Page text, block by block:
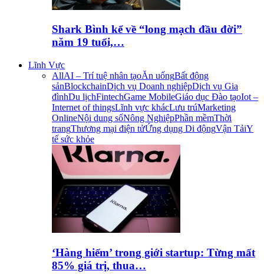
Shark Bình kể về “long mạch đầu đời”
năm 19 tuổi,…
Lĩnh Vực
AllAI – Trí tuệ nhân tạoĂn uốngBất động
sảnBlockchainDịch vụ Doanh nghiệpDịch vụ Gia
đìnhDu lịchFintechGame MobileGiáo dục Đào tạoIot –
Internet of thingsLĩnh vực khácLưu trúMarketing
OnlineNội dung sốNông NghiệpPhần mềmThời
trangThương mại điện tửỨng dụng Di độngVận TảiY
tế sức khỏe
‘Hàng hiếm’ trong giới startup: Từng mất
85% giá trị, thua…